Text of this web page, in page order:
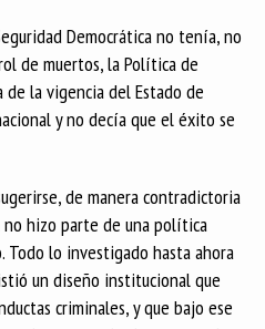
Democrática no tenía, no
de muertos, la Política de
de la vigencia del Estado de
y no decía que el éxito se
de manera contradictoria
no hizo parte de una política
Todo lo investigado hasta ahora
un diseño institucional que
criminales, y que bajo ese